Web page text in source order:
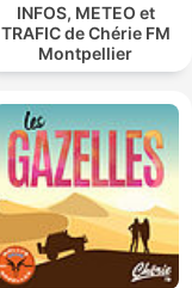
INFOS, METEO et
TRAFIC de Chérie FM
Montpellier